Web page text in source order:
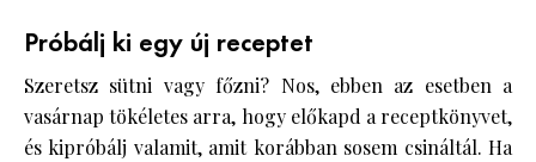
Próbálj ki egy új receptet
Szeretsz sütni vagy főzni? Nos, ebben az esetben a
vasárnap tökéletes arra, hogy előkapd a receptkönyvet,
és kipróbálj valamit, amit korábban sosem csináltál. Ha